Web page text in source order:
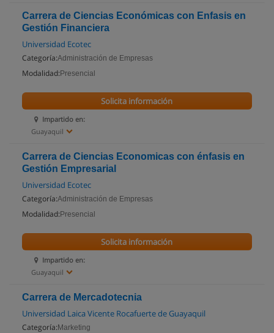
Carrera de Ciencias Económicas con Enfasis en
Gestión Financiera
Universidad Ecotec
Categoría:Administración de Empresas
Modalidad: Presencial
Impartido en:
Guayaquil
Solicita información
Carrera de Ciencias Economicas con énfasis en
Gestión Empresarial
Universidad Ecotec
Categoría:Administración de Empresas
Modalidad: Presencial
Impartido en:
Guayaquil
Solicita información
Carrera de Mercadotecnia
Universidad Laica Vicente Rocafuerte de Guayaquil
Categoría: Marketing